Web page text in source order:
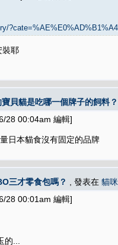
裝耶
貝貓是吃哪一個牌子的飼料？
28 00:04am 編輯]
日本貓食沒有固定的品牌
三才零食包嗎？ , 發表在 貓
28 00:01am 編輯]
...